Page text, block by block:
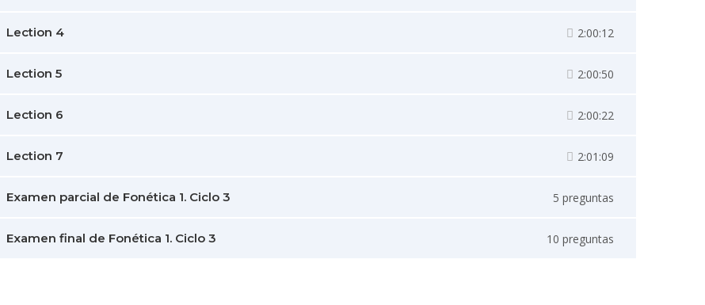
Lection 4 2:00:12
Lection 5 2:00:50
Lection 6 2:00:22
Lection 7 2:01:09
Examen parcial de Fonética 1. Ciclo 3 5 preguntas
Examen final de Fonética 1. Ciclo 3 10 preguntas